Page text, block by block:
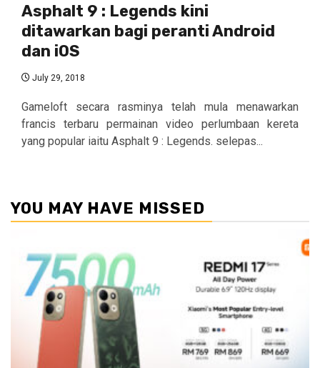
Asphalt 9 : Legends kini
ditawarkan bagi peranti Android
dan iOS
July 29, 2018
Gameloft secara rasminya telah mula menawarkan
francis terbaru permainan video perlumbaan kereta
yang popular iaitu Asphalt 9 : Legends. selepas...
YOU MAY HAVE MISSED